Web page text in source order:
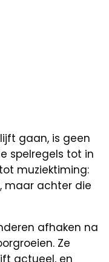
gaan, is geen
spelregels tot in
muziektiming:
maar achter die
afhaken na
Ze
actueel, en